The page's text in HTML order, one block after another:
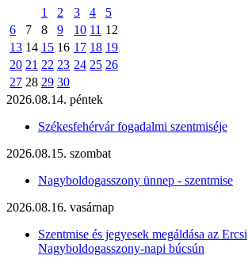
1
2 3 4
5
6
7 8 9 10 11 12
13 14 15 16 17 18 19
20 21 22 23 24 25 26
27 28 29 30
2026.08.14. péntek
Székesfehérvár fogadalmi szentmiséje
2026.08.15. szombat
Nagyboldogasszony ünnep - szentmise
2026.08.16. vasárnap
Szentmise és jegyesek megáldása az Ercsi
Nagyboldogasszony-napi búcsún